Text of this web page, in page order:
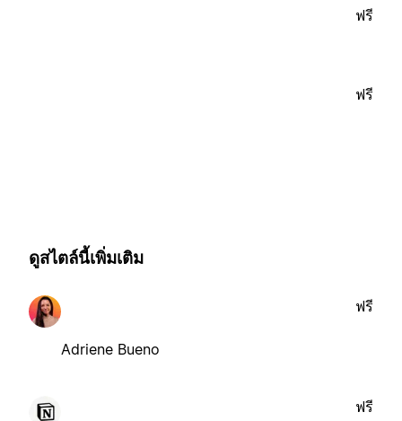
ฟรี
ฟรี
ดูสไตล์นี้เพิ่มเติม
Adriene Bueno
ฟรี
ฟรี